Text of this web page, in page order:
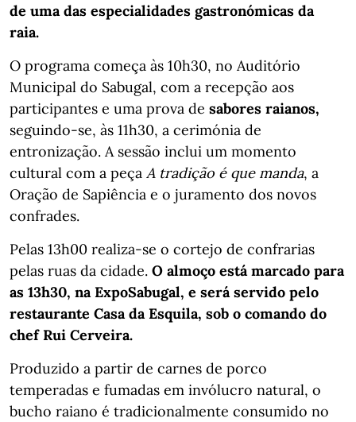
de uma das especialidades gastronómicas da
raia.
O programa começa às 10h30, no Auditório
Municipal do Sabugal, com a recepção aos
participantes e uma prova de sabores raianos,
seguindo-se, às 11h30, a cerimónia de
entronização. A sessão inclui um momento
cultural com a peça A tradição é que manda, a
Oração de Sapiência e o juramento dos novos
confrades.
Pelas 13h00 realiza-se o cortejo de confrarias
pelas ruas da cidade. O almoço está marcado para
as 13h30, na ExpoSabugal, e será servido pelo
restaurante Casa da Esquila, sob o comando do
chef Rui Cerveira.
Produzido a partir de carnes de porco
temperadas e fumadas em invólucro natural, o
bucho raiano é tradicionalmente consumido no